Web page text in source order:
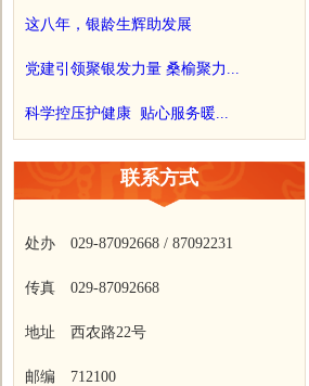
这八年，银龄生辉助发展
党建引领聚银发力量 桑榆聚力...
科学控压护健康 贴心服务暖...
联系方式
处办 029-87092668 / 87092231
传真 029-87092668
地址 西农路22号
邮编 712100